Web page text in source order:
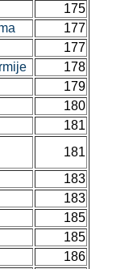
175
177
177
178
179
180
181
181
183
183
185
185
186